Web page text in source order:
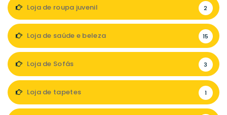
Loja de roupa juvenil 2
Loja de saúde e beleza 15
Loja de Sofás 3
Loja de tapetes 1